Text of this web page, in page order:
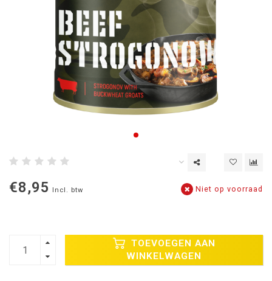
€8,95 Incl. btw Niet op voorraad
TOEVOEGEN AAN
WINKELWAGEN